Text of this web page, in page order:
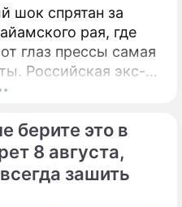
шок спрятан за
рая, где
глаз прессы самая
Российская экс-
и испанский
статус одной из
пар
берите это в
8 августа,
зашить